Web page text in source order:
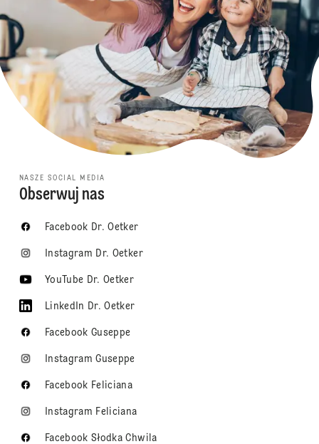
NASZE SOCIAL MEDIA
Obserwuj nas
Facebook Dr. Oetker
Instagram Dr. Oetker
YouTube Dr. Oetker
LinkedIn Dr. Oetker
Facebook Guseppe
Instagram Guseppe
Facebook Feliciana
Instagram Feliciana
Facebook Słodka Chwila